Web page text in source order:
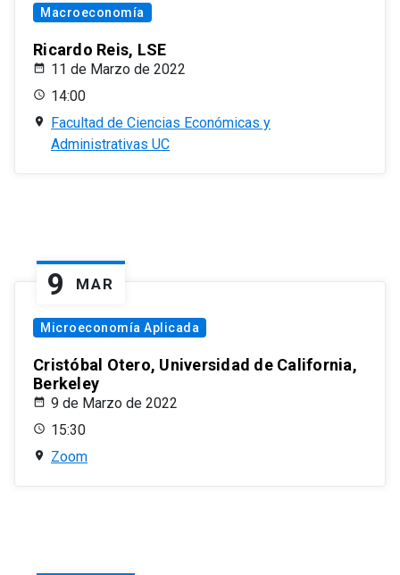
Macroeconomía
Ricardo Reis, LSE
11 de Marzo de 2022
14:00
Facultad de Ciencias Económicas y
Administrativas UC
9 MAR
Microeconomía Aplicada
Cristóbal Otero, Universidad de California,
Berkeley
9 de Marzo de 2022
15:30
Zoom